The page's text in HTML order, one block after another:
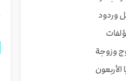
وردود
وزوجة
الأربعون